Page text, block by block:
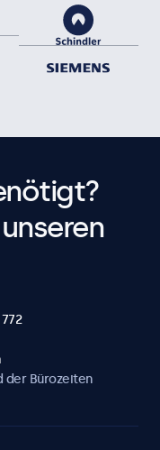
der Bürozeiten